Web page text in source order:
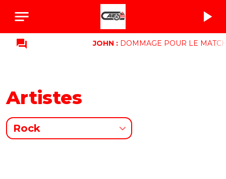
notes play_arrow
question_answer JOHN :DOMMAGE POUR LE MATCH
Artistes
Rock